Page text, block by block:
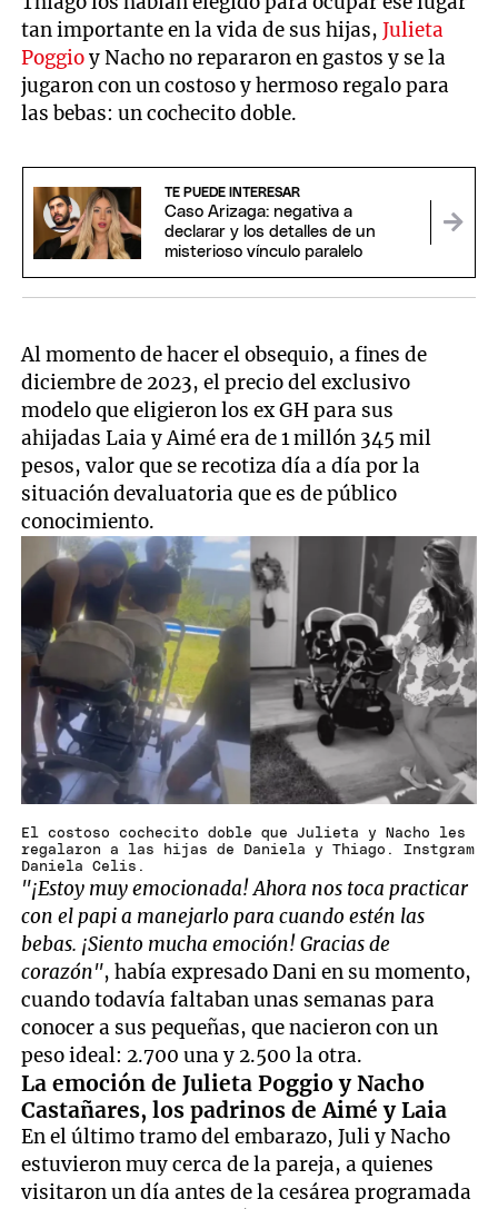
tan importante en la vida de sus hijas,Julieta
Poggioy Nacho no repararon en gastos y se la
jugaron con un costoso y hermoso regalo para
las bebas: un cochecito doble.
TE PUEDE INTERESAR
Caso Arizaga: negativa a
declarar y los detalles de un
misterioso vínculo paralelo
Al momento de hacer el obsequio, a fines de
diciembre de 2023, el precio del exclusivo
modelo que eligieron los ex GH para sus
ahijadas Laia y Aimé era de 1 millón 345 mil
pesos, valor que se recotiza día a día por la
situación devaluatoria que es de público
conocimiento.
El costoso cochecito doble que Julieta y Nacho les
regalaron a las hijas de Daniela y Thiago. Instgram
Daniela Celis.
"¡Estoy muy emocionada! Ahora nos toca practicar
con el papi a manejarlo para cuando estén las
bebas. ¡Siento mucha emoción! Gracias de
corazón", había expresado Dani en su momento,
cuando todavía faltaban unas semanas para
conocer a sus pequeñas, que nacieron con un
peso ideal: 2.700 una y 2.500 la otra.
La emoción de Julieta Poggio y Nacho
Castañares, los padrinos de Aimé y Laia
En el último tramo del embarazo, Juli y Nacho
estuvieron muy cerca de la pareja, a quienes
visitaron un día antes de la cesárea programada